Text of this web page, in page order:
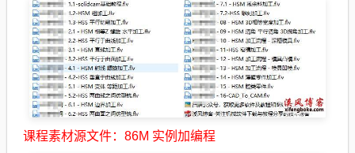
课程素材源文件：86M 实例加编程